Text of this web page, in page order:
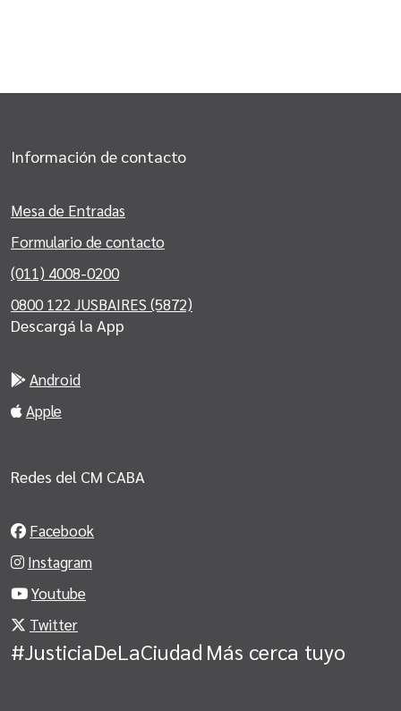
Información de contacto
Mesa de Entradas
Formulario de contacto
(011) 4008-0200
0800 122 JUSBAIRES (5872)
Descargá la App
Android
Apple
Redes del CM CABA
Facebook
Instagram
Youtube
Twitter
#JusticiaDeLaCiudad Más cerca tuyo